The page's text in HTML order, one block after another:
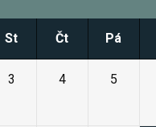
St Čt Pá
3 4 5